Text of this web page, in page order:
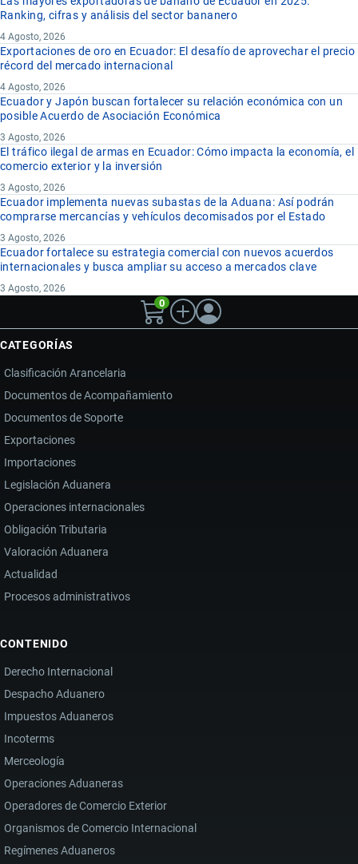
Ranking, cifras y análisis del sector bananero
4 Agosto, 2026
Exportaciones de oro en Ecuador: El desafío de aprovechar el precio
récord del mercado internacional
4 Agosto, 2026
Ecuador y Japón buscan fortalecer su relación económica con un
posible Acuerdo de Asociación Económica
3 Agosto, 2026
El tráfico ilegal de armas en Ecuador: Cómo impacta la economía, el
comercio exterior y la inversión
3 Agosto, 2026
Ecuador implementa nuevas subastas de la Aduana: Así podrán
comprarse mercancías y vehículos decomisados por el Estado
3 Agosto, 2026
Ecuador fortalece su estrategia comercial con nuevos acuerdos
internacionales y busca ampliar su acceso a mercados clave
3 Agosto, 2026
0
CATEGORÍAS
Clasificación Arancelaria
Documentos de Acompañamiento
Documentos de Soporte
Exportaciones
Importaciones
Legislación Aduanera
Operaciones internacionales
Obligación Tributaria
Valoración Aduanera
Actualidad
Procesos administrativos
CONTENIDO
Derecho Internacional
Despacho Aduanero
Impuestos Aduaneros
Incoterms
Merceología
Operaciones Aduaneras
Operadores de Comercio Exterior
Organismos de Comercio Internacional
Regímenes Aduaneros